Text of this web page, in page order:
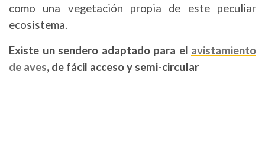
como una vegetación propia de este peculiar
ecosistema.
Existe un sendero adaptado para el avistamiento
de aves, de fácil acceso y semi-circular